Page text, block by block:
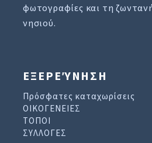
φωτογραφίες και τη
νησιού.
ΕΞΕΡΕΎΝΗΣΗ
Πρόσφατες καταχωρίσεις
ΟΙΚΟΓΕΝΕΙΕΣ
ΤΟΠΟΙ
ΣΥΛΛΟΓΕΣ